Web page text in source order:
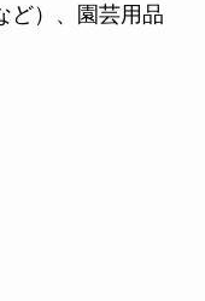
ど）、園芸用品